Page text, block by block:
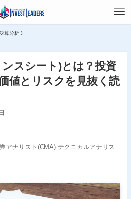
決算分析
スシート)とは？投資
値とリスクを見抜く読
アナリスト(CMA) テクニカルアナリス